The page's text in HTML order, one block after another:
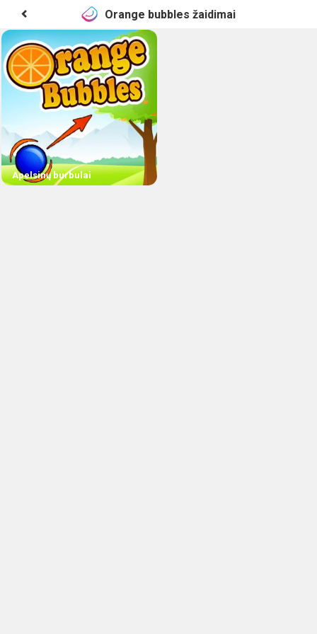
Orange bubbles žaidimai
Apelsinų burbulai